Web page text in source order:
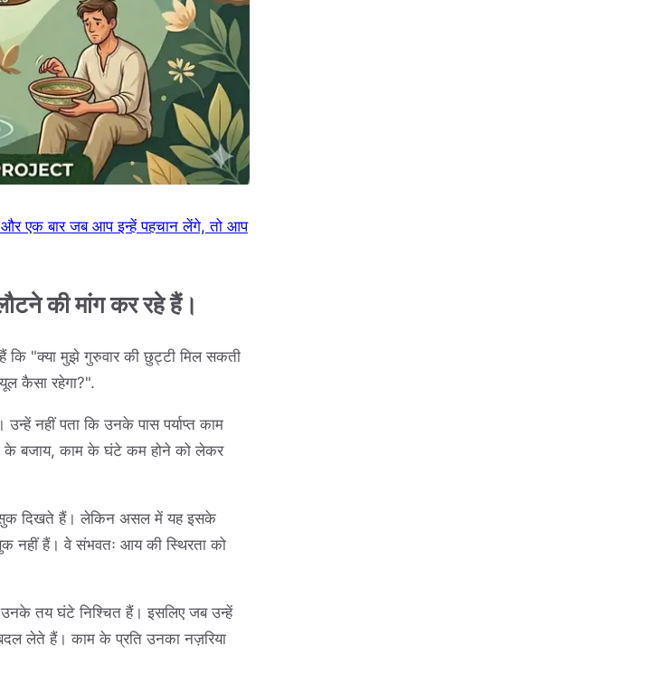
और एक बार जब आप इन्हें पहचान लेंगे, तो आप
की मांग कर रहे हैं।
हैं कि "क्या मुझे गुरुवार की छुट्टी मिल सकती
कैसा रहेगा?".
नहीं पता कि उनके पास पर्याप्त काम
के बजाय, काम के घंटे कम होने को लेकर
दिखते हैं। लेकिन असल में यह इसके
नहीं हैं। वे संभवतः आय की स्थिरता को
उनके तय घंटे निश्चित हैं। इसलिए जब उन्हें
लेते हैं। काम के प्रति उनका नज़रिया